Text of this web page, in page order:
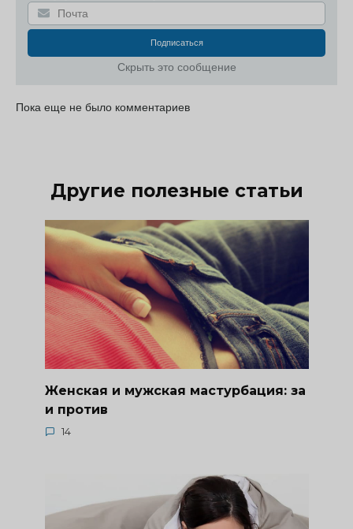
Скрыть это сообщение
Пока еще не было комментариев
Другие полезные статьи
Женская и мужская мастурбация: за
и против
14